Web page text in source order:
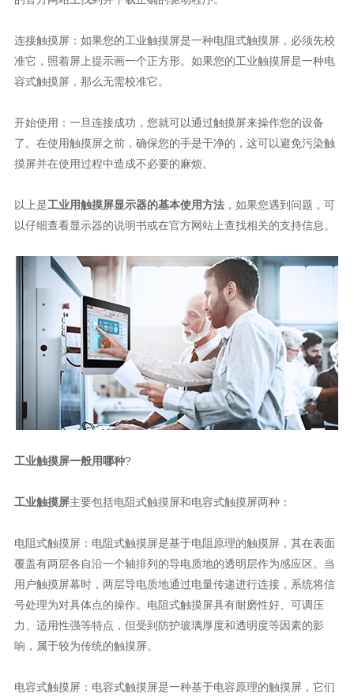
连接触摸屏：如果您的工业触摸屏是一种电阻式触摸屏，必须先校
准它，照着屏上提示画一个正方形。如果您的工业触摸屏是一种电
容式触摸屏，那么无需校准它。
开始使用：一旦连接成功，您就可以通过触摸屏来操作您的设备
了。在使用触摸屏之前，确保您的手是干净的，这可以避免污染触
摸屏并在使用过程中造成不必要的麻烦。
以上是工业用触摸屏显示器的基本使用方法，如果您遇到问题，可
以仔细查看显示器的说明书或在官方网站上查找相关的支持信息。
工业触摸屏一般用哪种?
工业触摸屏主要包括电阻式触摸屏和电容式触摸屏两种：
电阻式触摸屏：电阻式触摸屏是基于电阻原理的触摸屏，其在表面
覆盖有两层各自沿一个轴排列的导电质地的透明层作为感应区。当
用户触摸屏幕时，两层导电质地通过电量传递进行连接，系统将信
号处理为对具体点的操作。电阻式触摸屏具有耐磨性好、可调压
力、适用性强等特点，但受到防护玻璃厚度和透明度等因素的影
响，属于较为传统的触摸屏。
电容式触摸屏：电容式触摸屏是一种基于电容原理的触摸屏，它们